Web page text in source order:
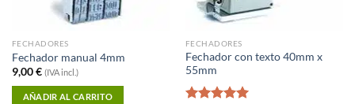
FECHADORES
Fechador manual 4mm
9,00€ (IVA incl.)
AÑADIR AL CARRITO
FECHADORES
Fechador con texto 40mm x
55mm